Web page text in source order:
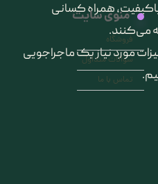
همراه کسانی
می‌کنند.
مورد نیاز یک ماجراجویی
منوی سایت
فروشگاه
سوالات متداول
تماس با ما